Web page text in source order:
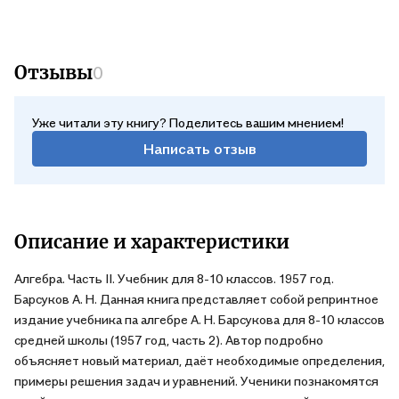
Отзывы0
Уже читали эту книгу? Поделитесь вашим мнением!
Написать отзыв
Описание и характеристики
Алгебра. Часть II. Учебник для 8-10 классов. 1957 год.
Барсуков А. Н. Данная книга представляет собой репринтное
издание учебника па алгебре А. Н. Барсукова для 8-10 классов
средней школы (1957 год, часть 2). Автор подробно
объясняет новый материал, даёт необходимые определения,
примеры решения задач и уравнений. Ученики познакомятся